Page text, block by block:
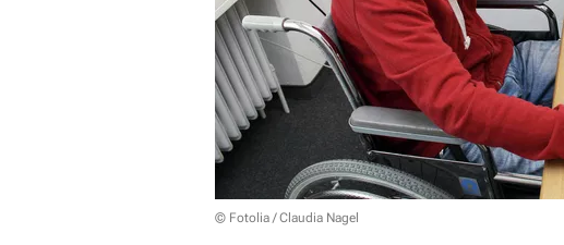
© Fotolia / Claudia Nagel